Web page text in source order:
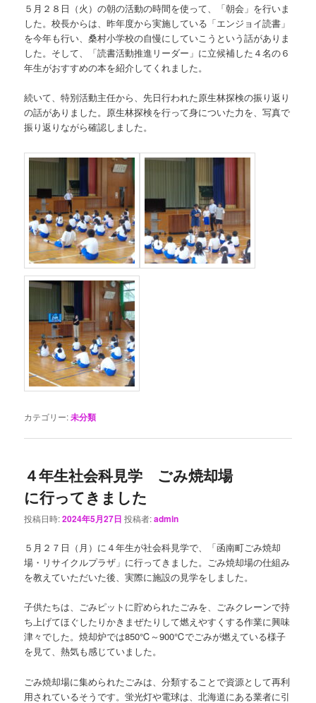
５月２８日（火）の朝の活動の時間を使って、「朝会」を行いま
した。校長からは、昨年度から実施している「エンジョイ読書」
を今年も行い、桑村小学校の自慢にしていこうという話がありま
した。そして、「読書活動推進リーダー」に立候補した４名の６
年生がおすすめの本を紹介してくれました。
続いて、特別活動主任から、先日行われた原生林探検の振り返り
の話がありました。原生林探検を行って身についた力を、写真で
振り返りながら確認しました。
カテゴリー:未分類
４年生社会科見学 ごみ焼却場
に行ってきました
投稿日時:2024年5月27日 投稿者:admin
５月２７日（月）に４年生が社会科見学で、「函南町ごみ焼却
場・リサイクルプラザ」に行ってきました。ごみ焼却場の仕組み
を教えていただいた後、実際に施設の見学をしました。
子供たちは、ごみピットに貯められたごみを、ごみクレーンで持
ち上げてほぐしたりかきまぜたりして燃えやすくする作業に興味
津々でした。焼却炉では850℃～900℃でごみが燃えている様子
を見て、熱気も感じていました。
ごみ焼却場に集められたごみは、分類することで資源として再利
用されているそうです。蛍光灯や電球は、北海道にある業者に引